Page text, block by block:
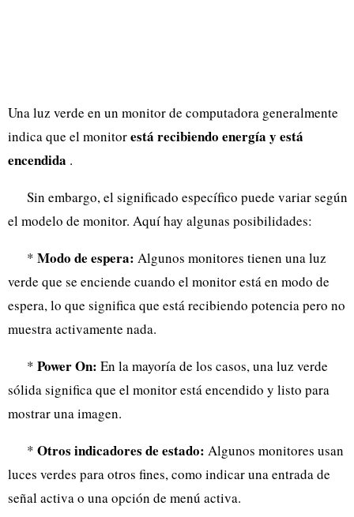
Una luz verde en un monitor de computadora generalmente
indica que el monitorestá recibiendo energía y está
encendida .
Sin embargo, el significado específico puede variar según
el modelo de monitor. Aquí hay algunas posibilidades:
* Modo de espera: Algunos monitores tienen una luz
verde que se enciende cuando el monitor está en modo de
espera, lo que significa que está recibiendo potencia pero no
muestra activamente nada.
* Power On: En la mayoría de los casos, una luz verde
sólida significa que el monitor está encendido y listo para
mostrar una imagen.
* Otros indicadores de estado: Algunos monitores usan
luces verdes para otros fines, como indicar una entrada de
señal activa o una opción de menú activa.